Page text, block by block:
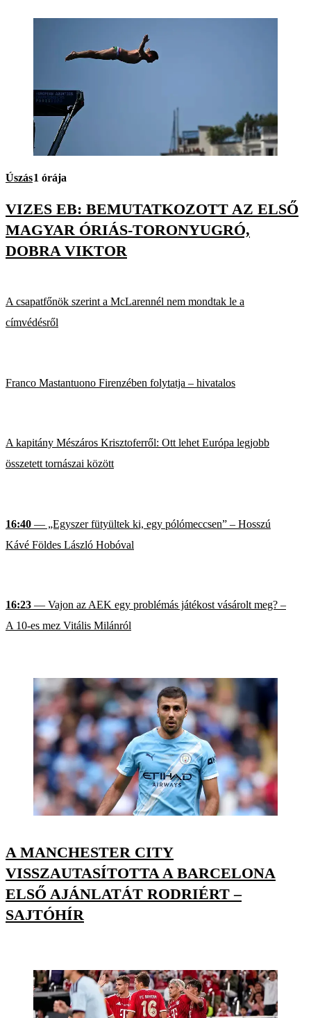
Úszás1 órája
VIZES EB: BEMUTATKOZOTT AZ ELSŐ
MAGYAR ÓRIÁS-TORONYUGRÓ,
DOBRA VIKTOR
A csapatfőnök szerint a McLarennél nem mondtak le a
címvédésről
Franco Mastantuono Firenzében folytatja – hivatalos
A kapitány Mészáros Krisztoferről: Ott lehet Európa legjobb
összetett tornászai között
16:40 — „Egyszer fütyültek ki, egy pólómeccsen” – Hosszú
Kávé Földes László Hobóval
16:23 — Vajon az AEK egy problémás játékost vásárolt meg? –
A 10-es mez Vitális Milánról
A MANCHESTER CITY
VISSZAUTASÍTOTTA A BARCELONA
ELSŐ AJÁNLATÁT RODRIÉRT –
SAJTÓHÍR